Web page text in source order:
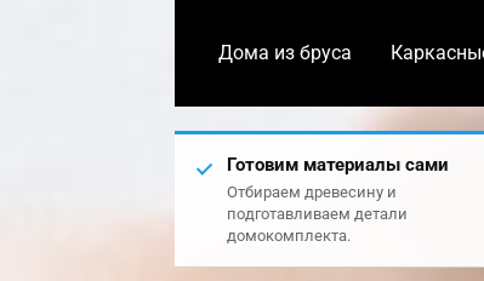
Дома из бруса
Готовим материалы сами
Отбираем древесину и
подготавливаем детали
домокомплекта.